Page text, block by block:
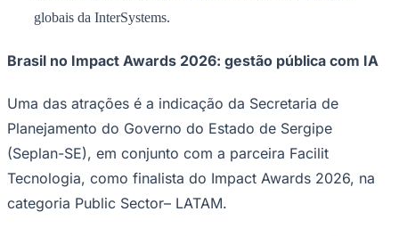
MLB
NHL
Vôlei
Competições de Futebol
Brasileirão Série A
Brasileirão Série B
Paulistão
Copa do Brasil
Libertadores
Sul-Americana
globais da InterSystems.
Brasil no Impact Awards 2026: gestão pública com IA
Uma das atrações é a indicação da Secretaria de
Planejamento do Governo do Estado de Sergipe
(Seplan-SE), em conjunto com a parceira Facilit
Tecnologia, como finalista do Impact Awards 2026, na
categoria Public Sector– LATAM.